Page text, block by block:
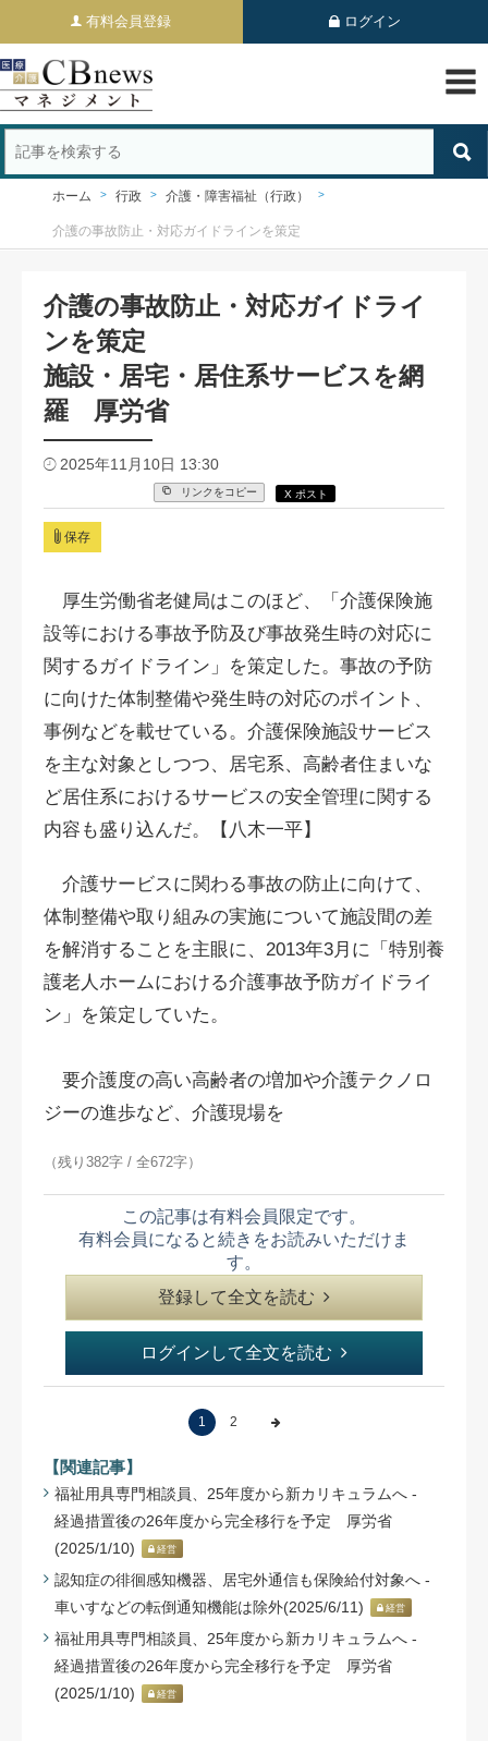
有料会員登録 ログイン
ホーム 行政 介護・障害福祉（行政）
介護の事故防止・対応ガイドラインを策定
介護の事故防止・対応ガイドライ
ンを策定
施設・居宅・居住系サービスを網
羅 厚労省
2025年11月10日 13:30
リンクをコピー X ポスト
保存
厚生労働省老健局はこのほど、「介護保険施
設等における事故予防及び事故発生時の対応に
関するガイドライン」を策定した。事故の予防
に向けた体制整備や発生時の対応のポイント、
事例などを載せている。介護保険施設サービス
を主な対象としつつ、居宅系、高齢者住まいな
ど居住系におけるサービスの安全管理に関する
内容も盛り込んだ。【八木一平】
介護サービスに関わる事故の防止に向けて、
体制整備や取り組みの実施について施設間の差
を解消することを主眼に、2013年3月に「特別養
護老人ホームにおける介護事故予防ガイドライ
ン」を策定していた。
要介護度の高い高齢者の増加や介護テクノロ
ジーの進歩など、介護現場を
（残り382字 / 全672字）
この記事は有料会員限定です。
有料会員になると続きをお読みいただけま
す。
登録して全文を読む
ログインして全文を読む
1 2
【関連記事】
福祉用具専門相談員、25年度から新カリキュラムへ -
経過措置後の26年度から完全移行を予定 厚労省
(2025/1/10)
経営
認知症の徘徊感知機器、居宅外通信も保険給付対象へ -
車いすなどの転倒通知機能は除外(2025/6/11)
経営
福祉用具専門相談員、25年度から新カリキュラムへ -
経過措置後の26年度から完全移行を予定 厚労省
(2025/1/10)
経営